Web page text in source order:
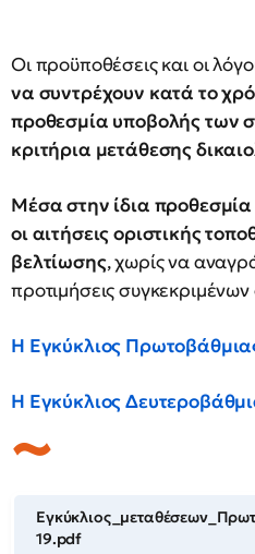
Οι προϋποθέσεις και οι
να συντρέχουν κατά το
προθεσμία υποβολής των
κριτήρια μετάθεσης
Μέσα στην ίδια
οι αιτήσεις οριστικής
βελτίωσης, χωρίς να
προτιμήσεις
Η Εγκύκλιος
Η Εγκύκλιος
19.pdf